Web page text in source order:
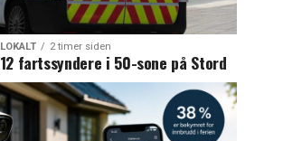
LOKALT 2 timer siden
12 fartssyndere i 50-sone på Stord